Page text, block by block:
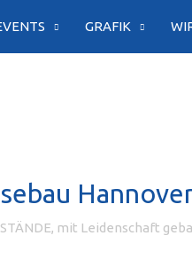
GRAFIK
mit Leidenschaft